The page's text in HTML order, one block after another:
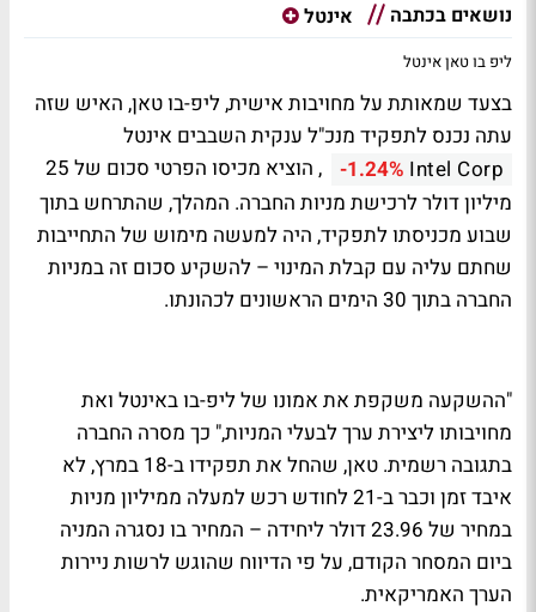
נושאים בכתבה אינטל
ליפ בו טאן אינטל
בצעד שמאותת על מחויבות אישית, ליפ-בו טאן, האיש שזה
עתה נכנס לתפקיד מנכ"ל ענקית השבבים אינטל
Intel Corp
-1.24%
, הוציא מכיסו הפרטי סכום של 25
מיליון דולר לרכישת מניות החברה. המהלך, שהתרחש בתוך
שבוע מכניסתו לתפקיד, היה למעשה מימוש של התחייבות
שחתם עליה עם קבלת המינוי – להשקיע סכום זה במניות
החברה בתוך 30 הימים הראשונים לכהונתו.
"ההשקעה משקפת את אמונו של ליפ-בו באינטל ואת
מחויבותו ליצירת ערך לבעלי המניות," כך מסרה החברה
בתגובה רשמית. טאן, שהחל את תפקידו ב-18 במרץ, לא
איבד זמן וכבר ב-21 לחודש רכש למעלה ממיליון מניות
במחיר של 23.96 דולר ליחידה – המחיר בו נסגרה המניה
ביום המסחר הקודם, על פי הדיווח שהוגש לרשות ניירות
הערך האמריקאית.